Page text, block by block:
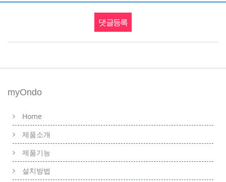
myOndo
Home
제품소개
제품기능
설치방법